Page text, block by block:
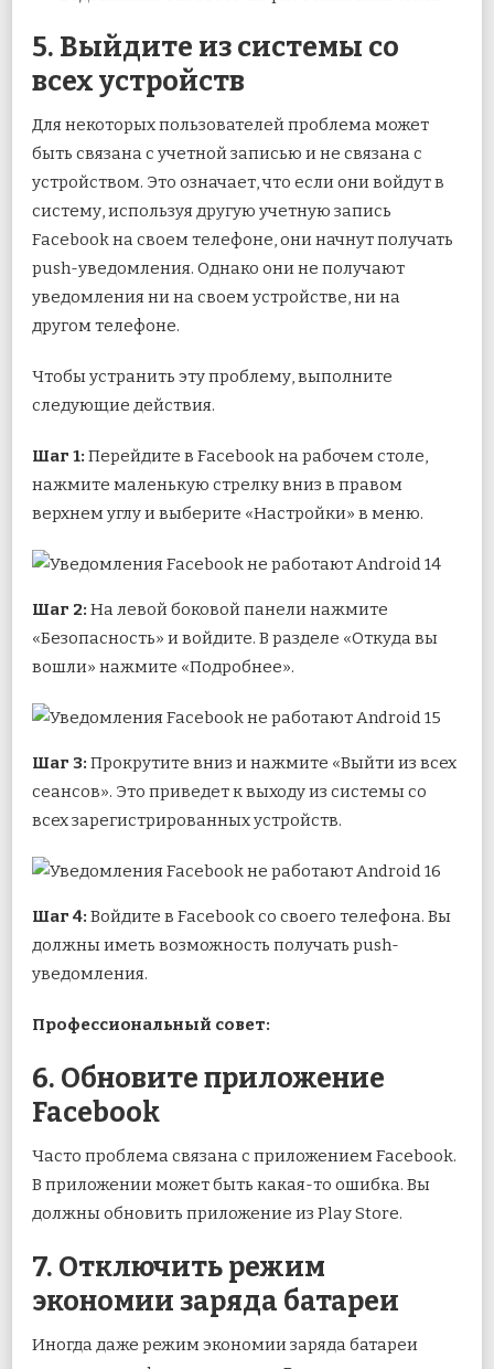
5. Выйдите из системы со
всех устройств
Для некоторых пользователей проблема может
быть связана с учетной записью и не связана с
устройством. Это означает, что если они войдут в
систему, используя другую учетную запись
Facebook на своем телефоне, они начнут получать
push-уведомления. Однако они не получают
уведомления ни на своем устройстве, ни на
другом телефоне.
Чтобы устранить эту проблему, выполните
следующие действия.
Шаг 1: Перейдите в Facebook на рабочем столе,
нажмите маленькую стрелку вниз в правом
верхнем углу и выберите «Настройки» в меню.
Шаг 2: На левой боковой панели нажмите
«Безопасность» и войдите. В разделе «Откуда вы
вошли» нажмите «Подробнее».
Шаг 3: Прокрутите вниз и нажмите «Выйти из всех
сеансов». Это приведет к выходу из системы со
всех зарегистрированных устройств.
Шаг 4: Войдите в Facebook со своего телефона. Вы
должны иметь возможность получать push-
уведомления.
Профессиональный совет:
6. Обновите приложение
Facebook
Часто проблема связана с приложением Facebook.
В приложении может быть какая-то ошибка. Вы
должны обновить приложение из Play Store.
7. Отключить режим
экономии заряда батареи
Иногда даже режим экономии заряда батареи